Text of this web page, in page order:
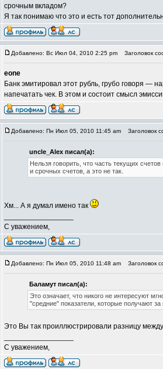
срочным вкладом?
Я так понимаю что это и есть тот
Добавлено: Вс Июл 04, 2010 2:25 pm Заголовок
eone
Банк эмитировал этот рубль, грубо говоря —
напечатать чек. В этом и состоит смысл
Добавлено: Пн Июл 05, 2010 11:45 am Заголовок
uncle_Alex писал(а):
Нельзя говорить, что часть текущих
и срочных счетов, а это не так.
Хм... А я думал имено так
С уважением,
Добавлено: Пн Июл 05, 2010 11:48 am Заголовок
Баламут писал(а):
Это означает, что никого не интересуют
"средние" показатели, которые получают
Это Вы так проиллюстрировали разницу
С уважением,